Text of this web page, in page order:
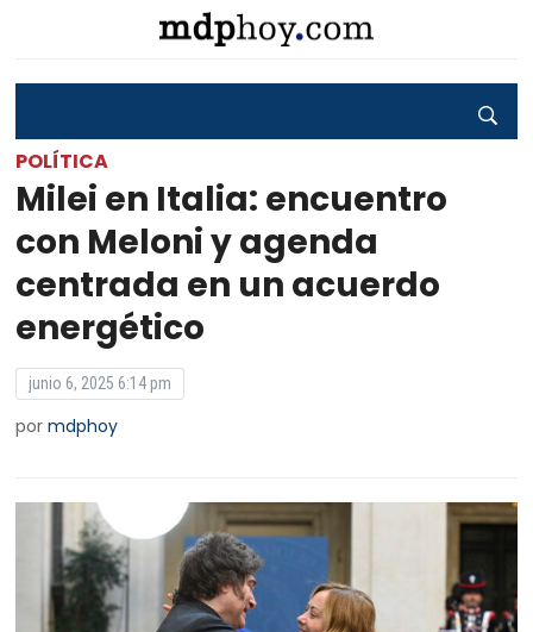
POLÍTICA
Milei en Italia: encuentro
con Meloni y agenda
centrada en un acuerdo
energético
junio 6, 2025 6:14 pm
pormdphoy